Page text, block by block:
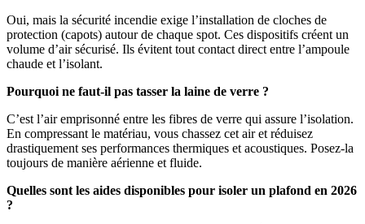
Oui, mais la sécurité incendie exige l’installation de cloches de
protection (capots) autour de chaque spot. Ces dispositifs créent un
volume d’air sécurisé. Ils évitent tout contact direct entre l’ampoule
chaude et l’isolant.
Pourquoi ne faut-il pas tasser la laine de verre ?
C’est l’air emprisonné entre les fibres de verre qui assure l’isolation.
En compressant le matériau, vous chassez cet air et réduisez
drastiquement ses performances thermiques et acoustiques. Posez-la
toujours de manière aérienne et fluide.
Quelles sont les aides disponibles pour isoler un plafond en 2026
?